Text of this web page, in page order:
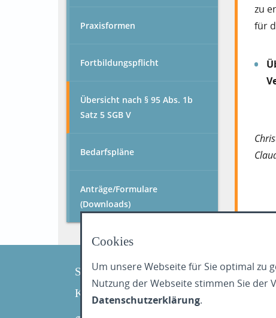
zu
für
Praxisformen
Fortbildungspflicht
Übersicht nach § 95 Abs. 1b
Satz 5 SGB V
Bedarfspläne
Anträge/Formulare
(Downloads)
Sitemap
Kontakt
Impressum
Cookies
Um unsere Webseite für Sie optimal zu
Nutzung der Webseite stimmen Sie der
Datenschutzerklärung.